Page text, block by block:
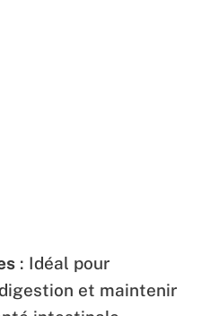
: Idéal pour
et maintenir